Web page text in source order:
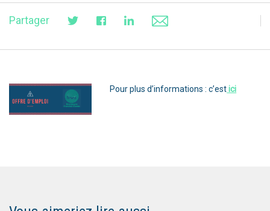
Partager
Pour plus d’informations : c’estici